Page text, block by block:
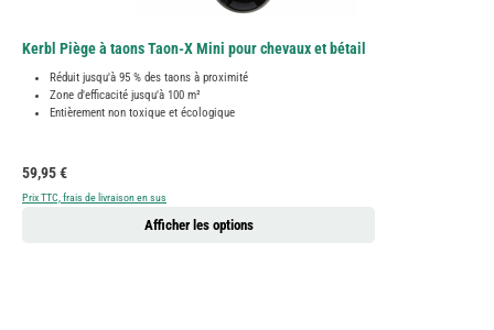
Kerbl Piège à taons Taon-X Mini pour chevaux et bétail
Réduit jusqu'à 95 % des taons à proximité
Zone d'efficacité jusqu'à 100 m²
Entièrement non toxique et écologique
Prix régulier :
59,95 €
Prix TTC, frais de livraison en sus
Afficher les options